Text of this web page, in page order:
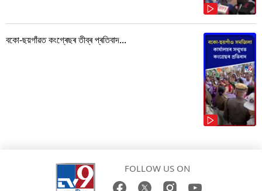
বকো-ছয়গাঁৱত কংগ্ৰেছৰ তীব্ৰ প্ৰতিবাদ...
FOLLOW US ON